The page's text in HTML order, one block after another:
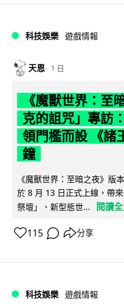
科技娛樂 遊戲情報
天恩 1 日
《魔獸世界：至
克的詛咒」專訪
領門檻而設 《諸
鐘
《魔獸世界：至暗之夜》版
於 8 月 13 日正式上線，帶
祭壇」、新型態世...
閱讀
115 分享
科技娛樂 遊戲情報